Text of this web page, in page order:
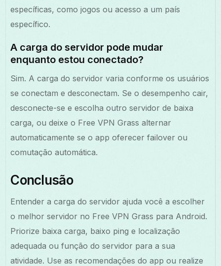
específicas, como jogos ou acesso a um país
específico.
A carga do servidor pode mudar
enquanto estou conectado?
Sim. A carga do servidor varia conforme os usuários
se conectam e desconectam. Se o desempenho cair,
desconecte-se e escolha outro servidor de baixa
carga, ou deixe o Free VPN Grass alternar
automaticamente se o app oferecer failover ou
comutação automática.
Conclusão
Entender a carga do servidor ajuda você a escolher
o melhor servidor no Free VPN Grass para Android.
Priorize baixa carga, baixo ping e localização
adequada ou função do servidor para a sua
atividade. Use as recomendações do app ou realize